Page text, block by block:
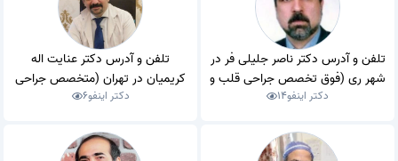
تلفن و آدرس دکتر ناصر جلیلی فر در
شهر ری (فوق تخصص جراحی قلب و
عروق)
دکتر اینفو14
تلفن و آدرس دکتر عنایت اله
کریمیان در تهران (متخصص جراحی
عمومی)
دکتر اینفو6